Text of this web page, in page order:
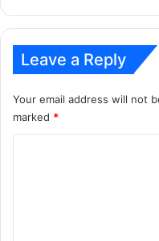
व्हिडिओ
सोशल
व्हायरल
Leave a Reply
Your email address will not
marked *